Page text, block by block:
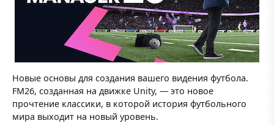
Новые основы для создания вашего видения футбола.
FM26, созданная на движке Unity, — это новое
прочтение классики, в которой история футбольного
мира выходит на новый уровень.